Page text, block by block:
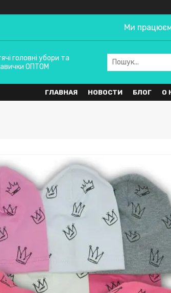
Ми
головні убори та
ОПТОМ
ГЛАВНАЯ НОВОСТИ БЛОГ О